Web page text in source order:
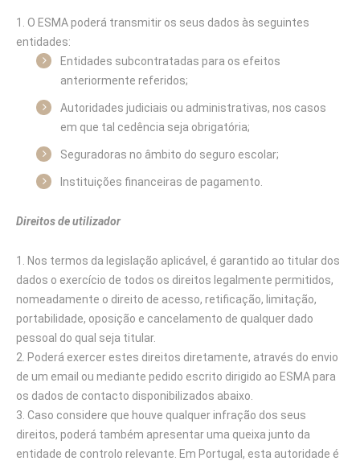
O ESMA poderá transmitir os seus dados às seguintes
entidades:
Entidades subcontratadas para os efeitos
anteriormente referidos;
Autoridades judiciais ou administrativas, nos casos
em que tal cedência seja obrigatória;
Seguradoras no âmbito do seguro escolar;
Instituições financeiras de pagamento.
Direitos de utilizador
Nos termos da legislação aplicável, é garantido ao titular dos
dados o exercício de todos os direitos legalmente permitidos,
nomeadamente o direito de acesso, retificação, limitação,
portabilidade, oposição e cancelamento de qualquer dado
pessoal do qual seja titular.
Poderá exercer estes direitos diretamente, através do envio
de um email ou mediante pedido escrito dirigido ao ESMA para
os dados de contacto disponibilizados abaixo.
Caso considere que houve qualquer infração dos seus
direitos, poderá também apresentar uma queixa junto da
entidade de controlo relevante. Em Portugal, esta autoridade é